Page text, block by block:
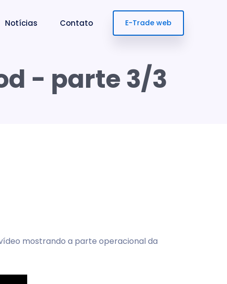
Notícias Contato E-Trade web
- parte 3/3
mostrando a parte operacional da